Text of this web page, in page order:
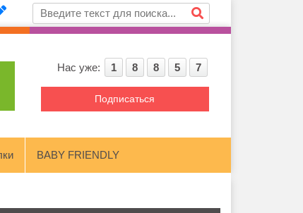
Нас уже: 1 8 8 5 7
Подписаться
BABY FRIENDLY